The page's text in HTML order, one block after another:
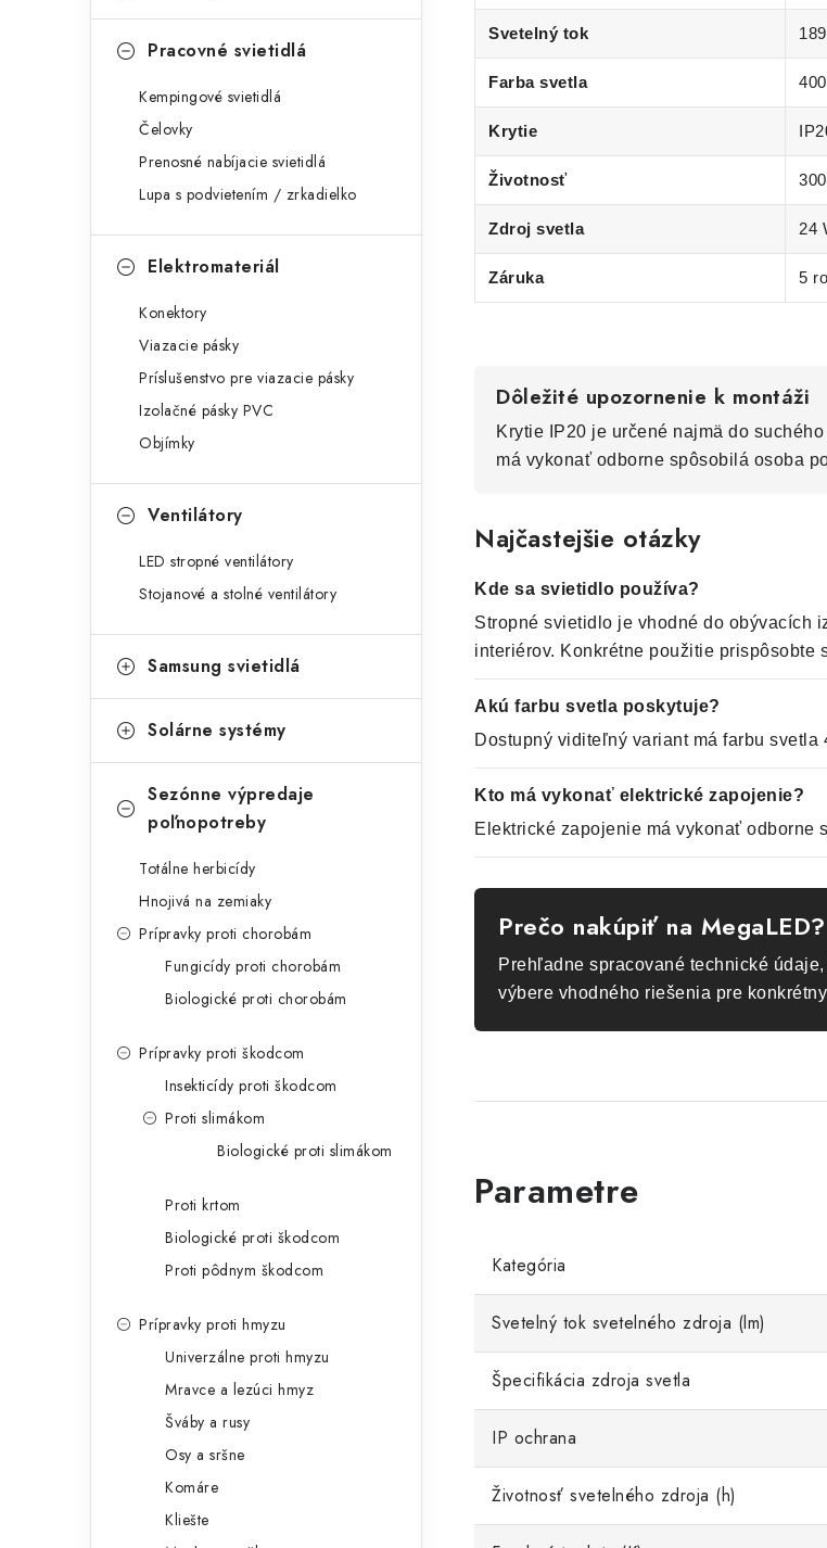
Pracovné svietidlá
Kempingové svietidlá
Čelovky
Prenosné nabíjacie svietidlá
Lupa s podvietením / zrkadielko
Elektromateriál
Konektory
Viazacie pásky
Príslušenstvo pre viazacie pásky
Izolačné pásky PVC
Objímky
Ventilátory
LED stropné ventilátory
Stojanové a stolné ventilátory
Samsung svietidlá
Solárne systémy
Sezónne výpredaje
poľnopotreby
Totálne herbicídy
Hnojivá na zemiaky
Prípravky proti chorobám
Fungicídy proti chorobám
Biologické proti chorobám
Prípravky proti škodcom
Insekticídy proti škodcom
Proti slimákom
Biologické proti slimákom
Proti krtom
Biologické proti škodcom
Proti pôdnym škodcom
Prípravky proti hmyzu
Univerzálne proti hmyzu
Mravce a lezúci hmyz
Šváby a rusy
Osy a sršne
Komáre
Kliešte
Svetelný tok
Farba svetla
Krytie
Životnosť
Zdroj svetla 24
Záruka 5
Dôležité upozornenie k montáži
Krytie IP20 je určené najmä do
má vykonať odborne spôsobilá osoba
Najčastejšie otázky
Kde sa svietidlo používa?
Stropné svietidlo je vhodné do obývacích
interiérov. Konkrétne použitie prispôsobte
Akú farbu svetla poskytuje?
Dostupný viditeľný variant má farbu svetla
Kto má vykonať elektrické zapojenie?
Elektrické zapojenie má vykonať odborne
Prečo nakúpiť na MegaLED?
Prehľadne spracované technické
výbere vhodného riešenia pre
Kategória
Svetelný tok svetelného zdroja (lm)
Špecifikácia zdroja svetla
IP ochrana
Životnosť svetelného zdroja (h)